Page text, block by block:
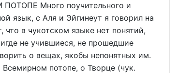
Много поучительного и
язык, с Аля и Эйгинеут я говорил на
в чукотском языке нет понятий,
не учившиеся, не прошедшие
о вещах, якобы непонятных им.
потопе, о Творце (чук.